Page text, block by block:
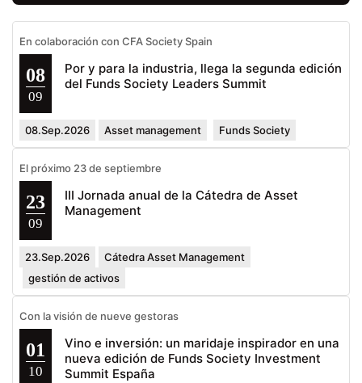
En colaboración con CFA Society Spain
08
09
Por y para la industria, llega la segunda edición
del Funds Society Leaders Summit
08.Sep.2026 Asset management Funds Society
El próximo 23 de septiembre
23
09
III Jornada anual de la Cátedra de Asset
Management
23.Sep.2026
Cátedra Asset Management
gestión de activos
Con la visión de nueve gestoras
01
10
Vino e inversión: un maridaje inspirador en una
nueva edición de Funds Society Investment
Summit España